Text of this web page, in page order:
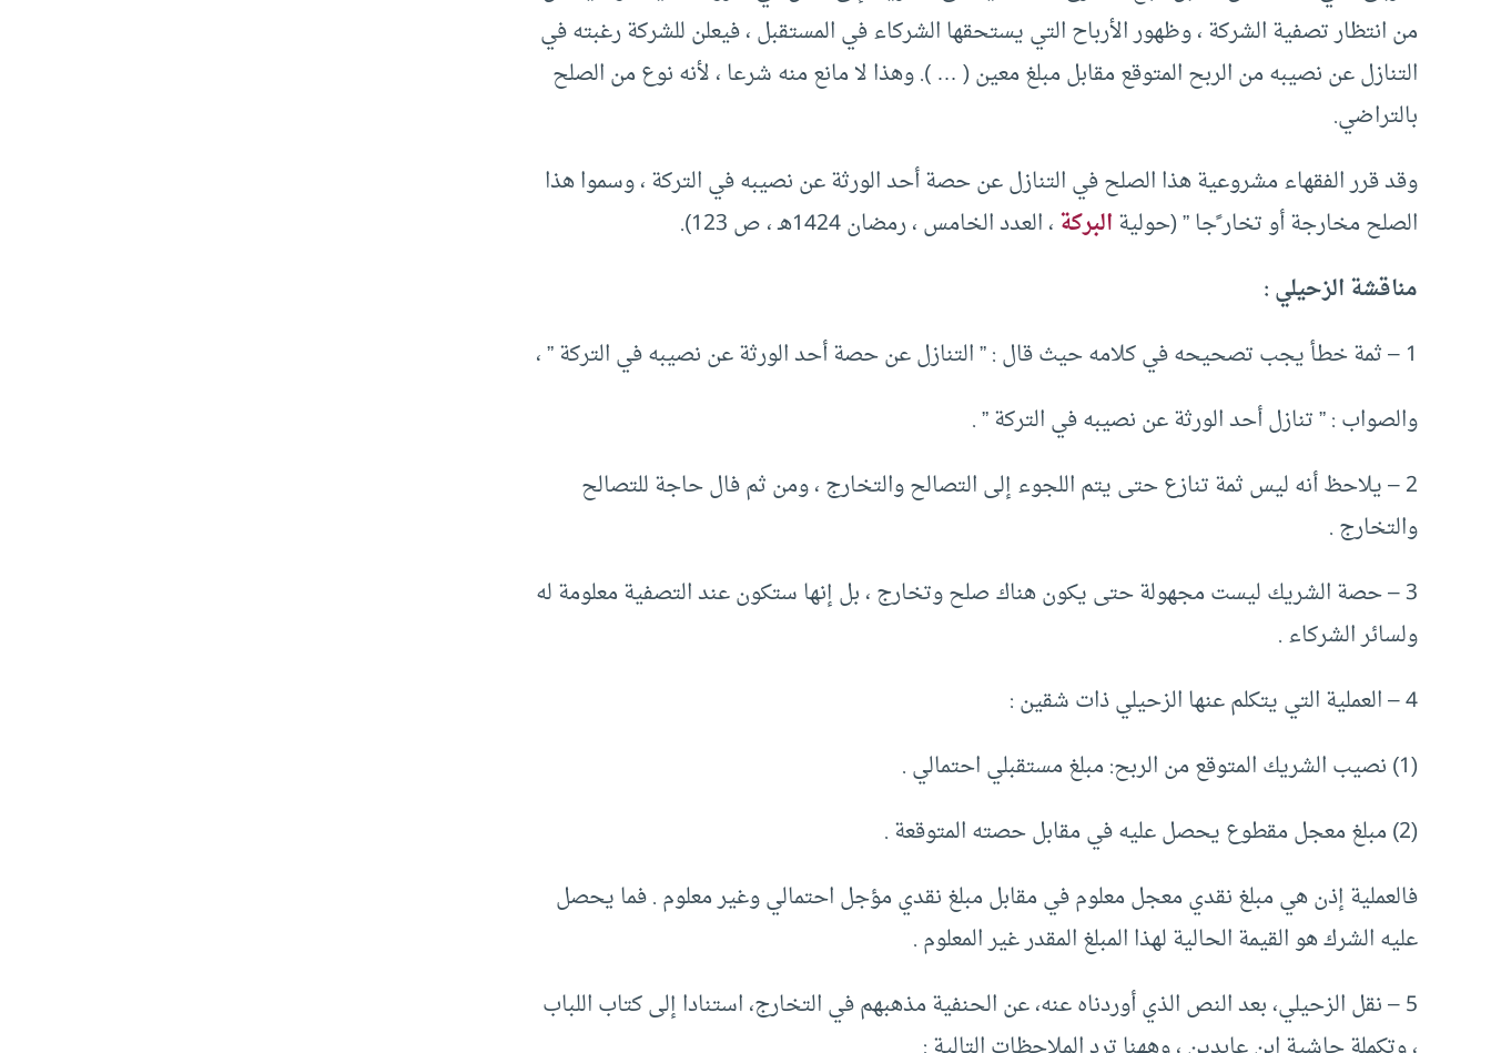
من انتظار تصفية الشركة ، وظهور الأرباح التي يستحقها الشركاء في المستقبل ، فيعلن للشركة رغبته في
التنازل عن نصيبه من الربح المتوقع مقابل مبلغ معين ( … ). وهذا لا مانع منه شرعا ، لأنه نوع من الصلح
بالتراضي.
وقد قرر الفقهاء مشروعية هذا الصلح في التنازل عن حصة أحد الورثة عن نصيبه في التركة ، وسموا هذا
الصلح مخارجة أو تخار ًجا ” (حوليةالبركة، العدد الخامس ، رمضان 1424هـ ، ص 123).
مناقشة الزحيلي :
1 – ثمة خطأ يجب تصحيحه في كلامه حيث قال : ” التنازل عن حصة أحد الورثة عن نصيبه في التركة ” ،
والصواب : ” تنازل أحد الورثة عن نصيبه في التركة ” .
2 – يلاحظ أنه ليس ثمة تنازع حتى يتم اللجوء إلى التصالح والتخارج ، ومن ثم فال حاجة للتصالح
والتخارج .
3 – حصة الشريك ليست مجهولة حتى يكون هناك صلح وتخارج ، بل إنها ستكون عند التصفية معلومة له
ولسائر الشركاء .
4 – العملية التي يتكلم عنها الزحيلي ذات شقين :
(1) نصيب الشريك المتوقع من الربح: مبلغ مستقبلي احتمالي .
(2) مبلغ معجل مقطوع يحصل عليه في مقابل حصته المتوقعة .
فالعملية إذن هي مبلغ نقدي معجل معلوم في مقابل مبلغ نقدي مؤجل احتمالي وغير معلوم . فما يحصل
عليه الشرك هو القيمة الحالية لهذا المبلغ المقدر غير المعلوم .
5 – نقل الزحيلي، بعد النص الذي أوردناه عنه، عن الحنفية مذهبهم في التخارج، استنادا إلى كتاب اللباب